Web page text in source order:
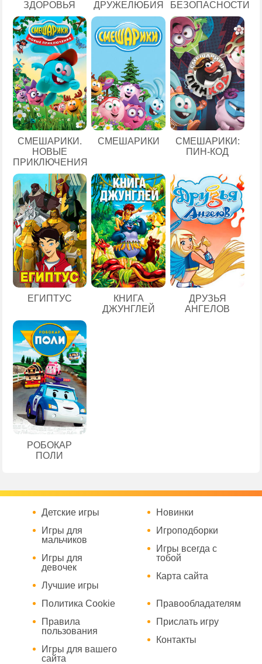
ЗДОРОВЬЯ
ДРУЖЕЛЮБИЯ
БЕЗОПАСНОСТИ
СМЕШАРИКИ.
НОВЫЕ
ПРИКЛЮЧЕНИЯ
СМЕШАРИКИ
СМЕШАРИКИ:
ПИН-КОД
ЕГИПТУС
КНИГА
ДЖУНГЛЕЙ
ДРУЗЬЯ
АНГЕЛОВ
РОБОКАР
ПОЛИ
Детские игры
Игры для
мальчиков
Игры для
девочек
Лучшие игры
Новинки
Игроподборки
Игры всегда с
тобой
Карта сайта
Политика Cookie
Правила
пользования
Игры для вашего
сайта
Правообладателям
Прислать игру
Контакты